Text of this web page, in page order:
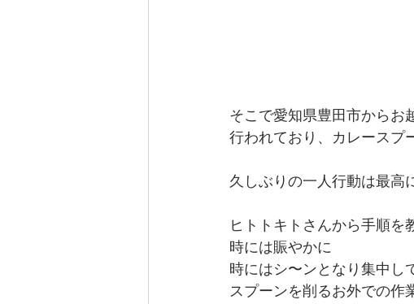
そこで愛知県豊田市からお
行われており、カレースプ
久しぶりの一人行動は最高
ヒトトキトさんから手順を
時には賑やかに
時にはシ〜ンとなり集中し
スプーンを削るお外での作